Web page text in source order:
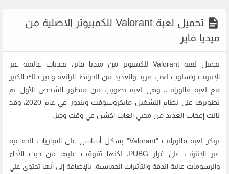
تحميل لعبة Valorant للكمبيوتر الاصلية من
ميديا فاير
تحميل لعبة Valorant للكمبيوتر من ميديا فاير، تحديات عالمية عبر
الإنترنت واسلوب لعب فريد والعديد من الخرائط الرائعة وغير ذلك الكثير
مع لعبة فالورانت، وهي لعبة تصويب من منظور الشخص الأول تم
تطويرها على نظام التشغيل مايكروسوفت ويندوز في عام 2020، وقد
نالت إعجاب العديد من محبي العاب اكشن في وقت وجيز.
ترتكز لعبة فالورانت "Valorant" بشكل أساسي على المباريات الجماعية
عبر الإنترنت علي غرار PUBG، لكنها تفوقت عليها من حيث الأداء
والرسومات عالية الدقة والتأثيرات الحماسية، بالإضافة إلى أنها تحتوي علي